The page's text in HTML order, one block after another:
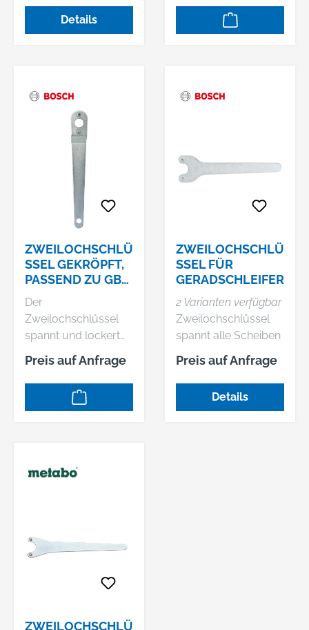
Passend zu: GGS 16
Professional.
Details
ist im rechten Winkel
gebogen.
ZWEILOCHSCHLÜ
SSEL GEKRÖPFT,
PASSEND ZU GBR
14 C GNF 35 CA
Der
Zweilochschlüssel
spannt und lockert
Carbide-Schleiftöpfe.
Er ist im rechten
Winkel gebogen.
Preis auf Anfrage
ZWEILOCHSCHLÜ
SSEL FÜR
GERADSCHLEIFER
2 Varianten verfügbar
Zweilochschlüssel
spannt alle Scheiben
und Geradschleifern
des Modells GGS 6 S
Professional
Preis auf Anfrage
Details
ZWEILOCHSCHLÜ